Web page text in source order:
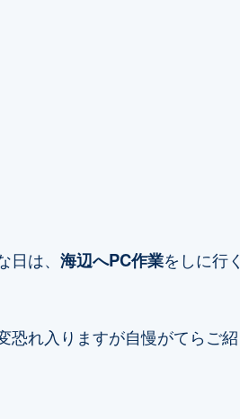
は、 海辺へPC作業をしに行く
恐れ入りますが自慢がてらご紹